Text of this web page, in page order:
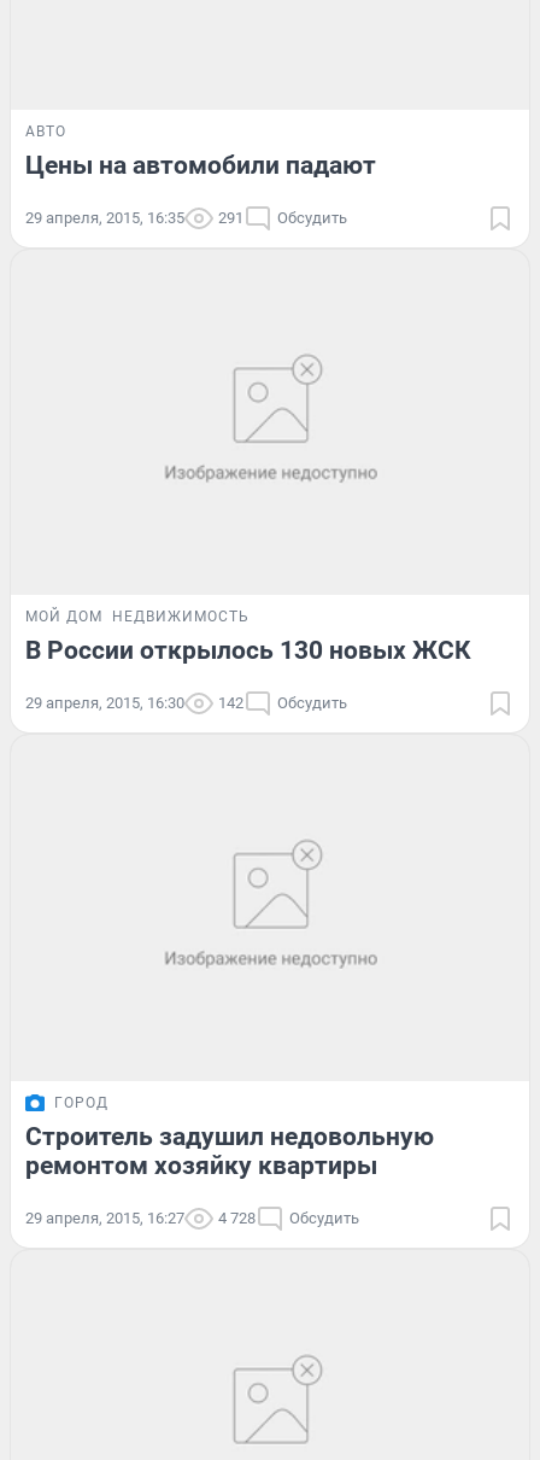
АВТО
Цены на автомобили падают
29 апреля, 2015, 16:35 291 Обсудить
МОЙ ДОМ НЕДВИЖИМОСТЬ
В России открылось 130 новых ЖСК
29 апреля, 2015, 16:30 142 Обсудить
ГОРОД
Строитель задушил недовольную
ремонтом хозяйку квартиры
29 апреля, 2015, 16:27 4 728 Обсудить